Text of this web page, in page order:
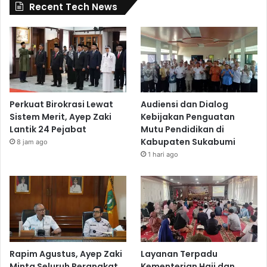
Recent Tech News
Perkuat Birokrasi Lewat
Sistem Merit, Ayep Zaki
Lantik 24 Pejabat
8 jam ago
Audiensi dan Dialog
Kebijakan Penguatan
Mutu Pendidikan di
Kabupaten Sukabumi
1 hari ago
Rapim Agustus, Ayep Zaki
Layanan Terpadu